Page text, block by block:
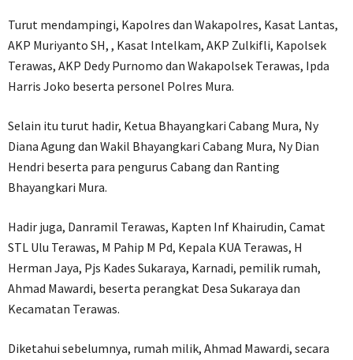
Turut mendampingi, Kapolres dan Wakapolres, Kasat Lantas,
AKP Muriyanto SH, , Kasat Intelkam, AKP Zulkifli, Kapolsek
Terawas, AKP Dedy Purnomo dan Wakapolsek Terawas, Ipda
Harris Joko beserta personel Polres Mura.
Selain itu turut hadir, Ketua Bhayangkari Cabang Mura, Ny
Diana Agung dan Wakil Bhayangkari Cabang Mura, Ny Dian
Hendri beserta para pengurus Cabang dan Ranting
Bhayangkari Mura.
Hadir juga, Danramil Terawas, Kapten Inf Khairudin, Camat
STL Ulu Terawas, M Pahip M Pd, Kepala KUA Terawas, H
Herman Jaya, Pjs Kades Sukaraya, Karnadi, pemilik rumah,
Ahmad Mawardi, beserta perangkat Desa Sukaraya dan
Kecamatan Terawas.
Diketahui sebelumnya, rumah milik, Ahmad Mawardi, secara